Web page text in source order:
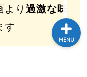
より 過激な味
す
MENU